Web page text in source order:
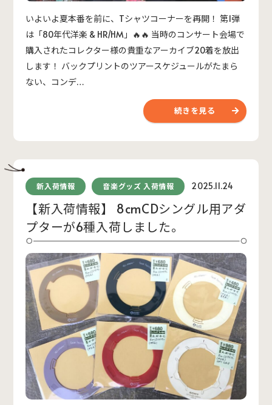
いよいよ夏本番を前に、Tシャツコーナーを再開！ 第1弾
は「80年代洋楽 & HR/HM」🔥🔥 当時のコンサート会場で
購入されたコレクター様の貴重なアーカイブ20着を放出
します！ バックプリントのツアースケジュールがたまら
ない、コンデ…
続きを見る
新入荷情報 音楽グッズ 入荷情報 2025.11.24
【新入荷情報】 8cmCDシングル用アダ
プターが6種入荷しました。